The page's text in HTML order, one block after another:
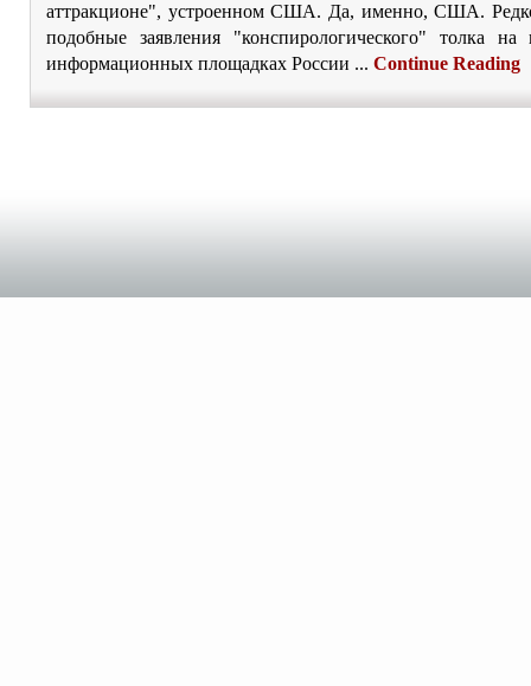
аттракционе", устроенном США. Да, именно, США.
подобные заявления "конспирологического" толка на
информационных площадках России ... Continue Reading